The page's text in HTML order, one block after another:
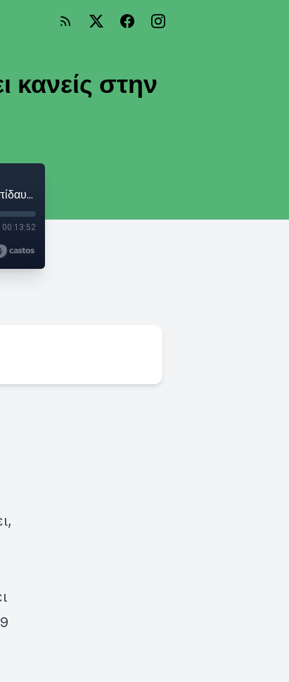
κανείς στην
Μαρία Ευθυμίου: «Είναι κάτι το ιερό να παίζει κανείς στην Επίδαυρο»
00:13:52